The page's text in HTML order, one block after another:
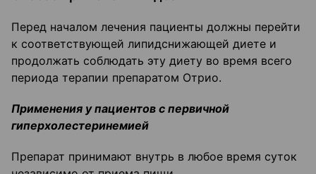
Перед началом лечения пациенты должны перейти
к соответствующей липидснижающей диете и
продолжать соблюдать эту диету во время всего
периода терапии препаратом Отрио.
Применения у пациентов с первичной
гиперхолестеринемией
Препарат принимают внутрь в любое время суток